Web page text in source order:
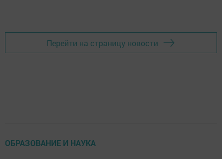
Перейти на страницу новости
ОБРАЗОВАНИЕ И НАУКА